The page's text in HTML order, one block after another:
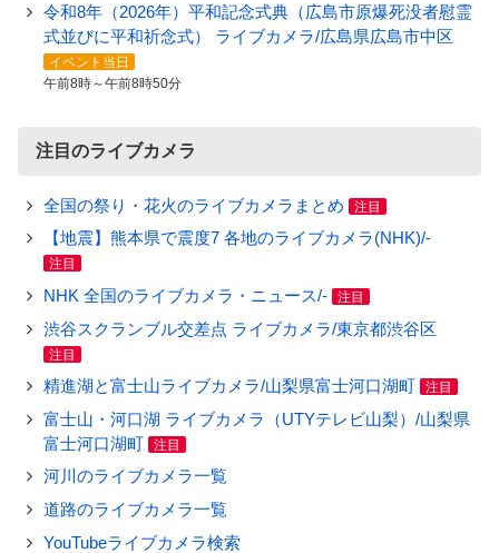
令和8年（2026年）平和記念式典（広島市原爆死没者慰霊
式並びに平和祈念式） ライブカメラ/広島県広島市中区
イベント当日
午前8時～午前8時50分
注目のライブカメラ
全国の祭り・花火のライブカメラまとめ 注目
【地震】熊本県で震度7 各地のライブカメラ(NHK)/-
注目
NHK 全国のライブカメラ・ニュース/- 注目
渋谷スクランブル交差点 ライブカメラ/東京都渋谷区
注目
精進湖と富士山ライブカメラ/山梨県富士河口湖町 注目
富士山・河口湖 ライブカメラ（UTYテレビ山梨）/山梨県
富士河口湖町
注目
河川のライブカメラ一覧
道路のライブカメラ一覧
YouTubeライブカメラ検索